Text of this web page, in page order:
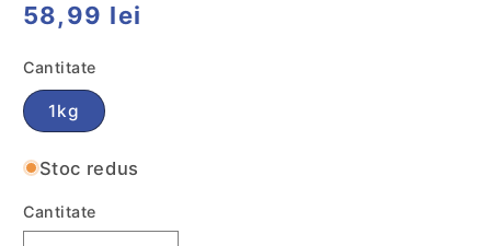
modală
Preț
58,99 lei
Cantitate
1kg
Stoc redus
Cantitate